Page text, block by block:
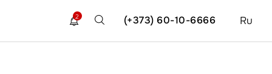
Ru
(+373) 60-10-6666
2